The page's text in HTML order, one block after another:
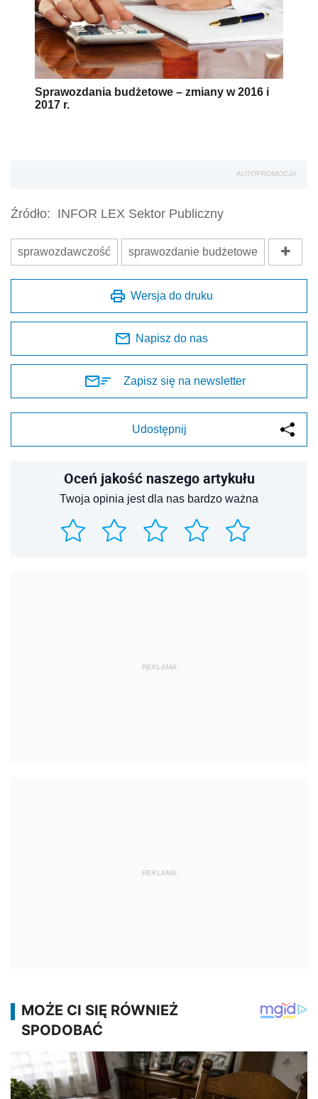
Sprawozdania budżetowe – zmiany w 2016 i
2017 r.
AUTOPROMOCJA
Źródło: INFOR LEX Sektor Publiczny
sprawozdawczość sprawozdanie budżetowe
Wersja do druku
Napisz do nas
Zapisz się na newsletter
Udostępnij
Oceń jakość naszego artykułu
Twoja opinia jest dla nas bardzo ważna
REKLAMA
REKLAMA